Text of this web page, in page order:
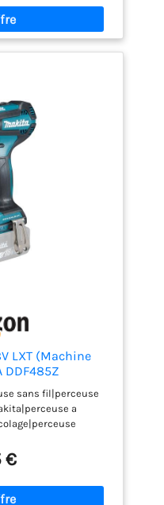
LXT (Machine
DDF485Z
sans fil|perceuse
a
perceuse|perceuse
€